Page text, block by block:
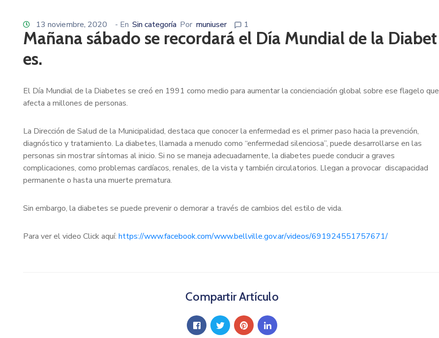
13 noviembre, 2020 - En Sin categoría Por muniuser 1
Mañana sábado se recordará el Día Mundial de la Diabet
es.
El Día Mundial de la Diabetes se creó en 1991 como medio para aumentar la concienciación global sobre ese flagelo que
afecta a millones de personas.
La Dirección de Salud de la Municipalidad, destaca que conocer la enfermedad es el primer paso hacia la prevención,
diagnóstico y tratamiento. La diabetes, llamada a menudo como “enfermedad silenciosa”, puede desarrollarse en las
personas sin mostrar síntomas al inicio. Si no se maneja adecuadamente, la diabetes puede conducir a graves
complicaciones, como problemas cardíacos, renales, de la vista y también circulatorios. Llegan a provocar discapacidad
permanente o hasta una muerte prematura.
Sin embargo, la diabetes se puede prevenir o demorar a través de cambios del estilo de vida.
Para ver el video Click aquí: https://www.facebook.com/www.bellville.gov.ar/videos/691924551757671/
Compartir Artículo